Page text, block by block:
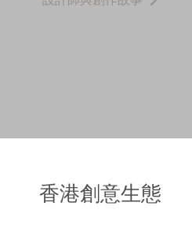
香港創意生態